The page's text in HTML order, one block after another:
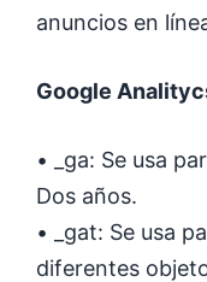
anuncios en
Google
• _ga: Se usa
Dos años.
• _gat: Se usa
diferentes